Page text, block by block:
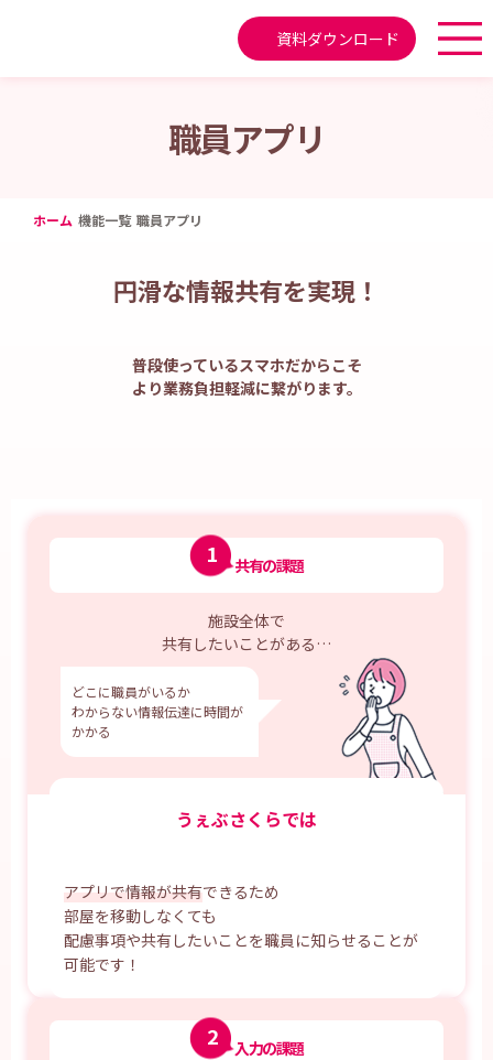
資料ダウンロード
職員アプリ
ホーム 機能一覧 職員アプリ
円滑な情報共有を実現！
普段使っているスマホだからこそ
より業務負担軽減に繋がります。
1 共有の課題
施設全体で
共有したいことがある…
どこに職員がいるか
わからない情報伝達に時間が
かかる
うぇぶさくらでは
アプリで情報が共有できるため
部屋を移動しなくても
配慮事項や共有したいことを職員に知らせることが
可能です！
2 入力の課題